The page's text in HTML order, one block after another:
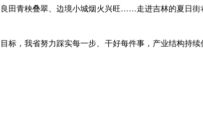
田青秧叠翠、边境小城烟火兴旺……走进吉林的夏日街
标，我省努力踩实每一步、干好每件事，产业结构持